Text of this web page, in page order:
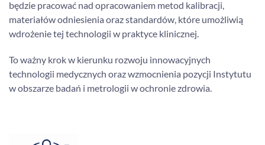
będzie pracować nad opracowaniem metod kalibracji,
materiałów odniesienia oraz standardów, które umożliwią
wdrożenie tej technologii w praktyce klinicznej.
To ważny krok w kierunku rozwoju innowacyjnych
technologii medycznych oraz wzmocnienia pozycji Instytutu
w obszarze badań i metrologii w ochronie zdrowia.